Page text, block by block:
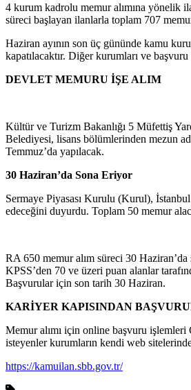
4 kurum kadrolu memur alımına yönelik
süreci başlayan ilanlarla toplam 707
Haziran ayının son üç gününde kamu
kapatılacaktır. Diğer kurumları ve
DEVLET MEMURU İŞE ALIM
Kültür ve Turizm Bakanlığı 5 Müfettiş
Belediyesi, lisans bölümlerinden mezun
Temmuz’da yapılacak.
30 Haziran’da Sona Eriyor
Sermaye Piyasası Kurulu (Kurul), İstanbul
edeceğini duyurdu. Toplam 50 memur
RA 650 memur alım süreci 30
KPSS’den 70 ve üzeri puan alanlar
Başvurular için son tarih 30 Haziran.
KARİYER KAPISINDAN
Memur alımı için online başvuru işlemleri
isteyenler kurumların kendi web
https://kamuilan.sbb.gov.tr/